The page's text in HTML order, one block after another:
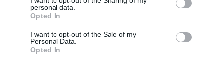
personal data.
Opted In
I want to opt-out of the Sale of my
Personal Data.
Opted In
Veszélyhelyzet-reagálási Koordinációs
tájékozódó küldöttségét vezette.